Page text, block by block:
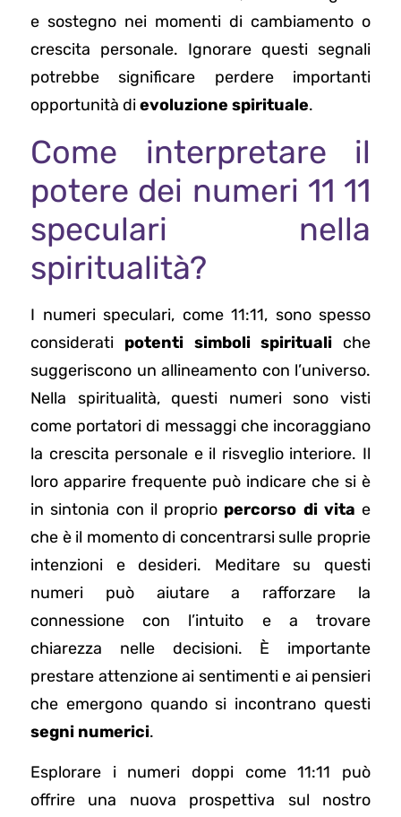
e sostegno nei momenti di cambiamento o
crescita personale. Ignorare questi segnali
potrebbe significare perdere importanti
opportunità dievoluzione spirituale.
Come interpretare il
potere dei numeri 11 11
speculari nella
spiritualità?
I numeri speculari, come 11:11, sono spesso
considerati potenti simboli spirituali che
suggeriscono un allineamento con l’universo.
Nella spiritualità, questi numeri sono visti
come portatori di messaggi che incoraggiano
la crescita personale e il risveglio interiore. Il
loro apparire frequente può indicare che si è
in sintonia con il proprio percorso di vita e
che è il momento di concentrarsi sulle proprie
intenzioni e desideri. Meditare su questi
numeri può aiutare a rafforzare la
connessione con l’intuito e a trovare
chiarezza nelle decisioni. È importante
prestare attenzione ai sentimenti e ai pensieri
che emergono quando si incontrano questi
segni numerici.
Esplorare i numeri doppi come 11:11 può
offrire una nuova prospettiva sul nostro